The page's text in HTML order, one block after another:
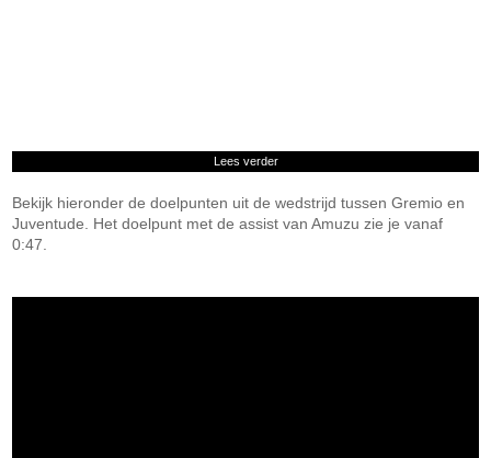
Lees verder
Bekijk hieronder de doelpunten uit de wedstrijd tussen Gremio en
Juventude. Het doelpunt met de assist van Amuzu zie je vanaf
0:47.